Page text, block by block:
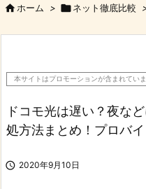
ホーム > ネット徹底比較
本サイトはプロモーションが含まれてい
ドコモ光は遅い？夜な
処方法まとめ！プロバ
 2020年9月10日